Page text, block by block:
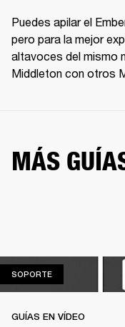
Puedes apilar el
pero para la mejor
altavoces del mismo
Middleton con otros
MÁS
SOPORTESOPORTE
GUÍAS EN VÍDEO